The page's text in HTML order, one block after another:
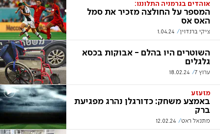
אוהדים בגרמניה התלוננו:
המספר על החולצה מזכיר את סמל
האס אס
ציקי ברנדוין 1.04.24
השוטרים היו בהלם - אבוקות בכסא
גלגלים
ערוץ 7 18.02.24
מזעזע
באמצע משחק: כדורגלן נהרג מפגיעת
ברק
מתנאל ראט 12.02.24